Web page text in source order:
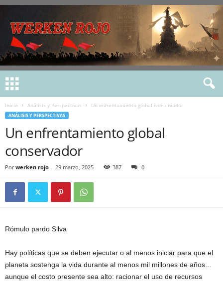
Inicio Análisis y Perspectivas Un enfrentamiento global conservador
ANÁLISIS Y PERSPECTIVAS
Un enfrentamiento global
conservador
Por werken rojo - 29 marzo, 2025 387 0
Rómulo pardo Silva
Hay políticas que se deben ejecutar o al menos iniciar para que el
planeta sostenga la vida durante al menos mil millones de años…
aunque el costo presente sea alto: racionar el uso de recursos